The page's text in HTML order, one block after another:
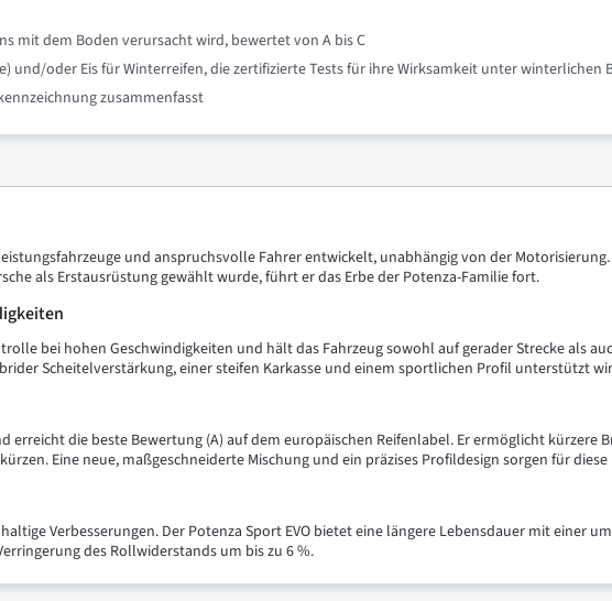
mit dem Boden verursacht wird, bewertet von A bis C
und/oder Eis für Winterreifen, die zertifizierte Tests für ihre Wirksamkeit unter winterlichen
zusammenfasst
und anspruchsvolle Fahrer entwickelt, unabhängig von der
als Erstausrüstung gewählt wurde, führt er das Erbe der Potenza-Familie fort.
bei hohen Geschwindigkeiten und hält das Fahrzeug sowohl auf gerader Strecke als
Scheitelverstärkung, einer steifen Karkasse und einem sportlichen Profil unterstützt
erreicht die beste Bewertung (A) auf dem europäischen Reifenlabel. Er ermöglicht kürzere
Eine neue, maßgeschneiderte Mischung und ein präzises Profildesign sorgen für
Verbesserungen. Der Potenza Sport EVO bietet eine längere Lebensdauer mit einer
des Rollwiderstands um bis zu 6 %.